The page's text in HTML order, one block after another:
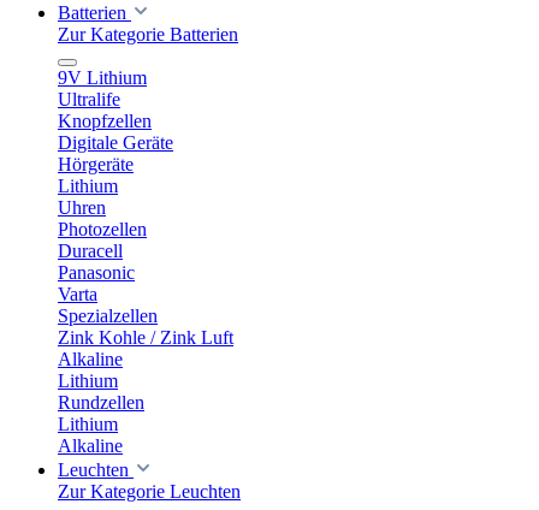
Batterien
Zur Kategorie Batterien
9V Lithium
Ultralife
Knopfzellen
Digitale Geräte
Hörgeräte
Lithium
Uhren
Photozellen
Duracell
Panasonic
Varta
Spezialzellen
Zink Kohle / Zink Luft
Alkaline
Lithium
Rundzellen
Lithium
Alkaline
Leuchten
Zur Kategorie Leuchten